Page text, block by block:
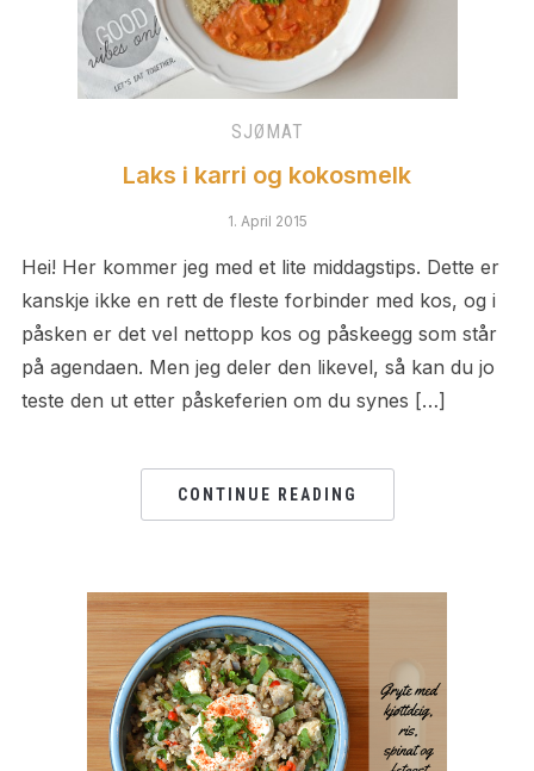
SJØMAT
Laks i karri og kokosmelk
1. April 2015
Hei! Her kommer jeg med et lite middagstips. Dette er
kanskje ikke en rett de fleste forbinder med kos, og i
påsken er det vel nettopp kos og påskeegg som står
på agendaen. Men jeg deler den likevel, så kan du jo
teste den ut etter påskeferien om du synes […]
CONTINUE READING